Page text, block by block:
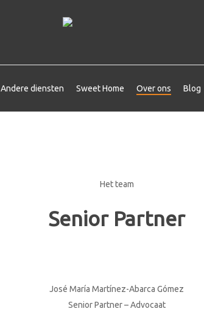
Andere diensten Sweet Home Over ons Blog
Het team
Senior Partner
José María Martínez-Abarca Gómez
Senior Partner – Advocaat